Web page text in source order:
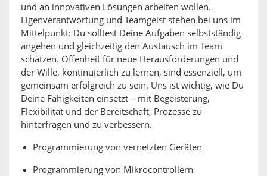
und an innovativen Lösungen arbeiten wollen.
Eigenverantwortung und Teamgeist stehen bei uns im
Mittelpunkt: Du solltest Deine Aufgaben selbstständig
angehen und gleichzeitig den Austausch im Team
schätzen. Offenheit für neue Herausforderungen und
der Wille, kontinuierlich zu lernen, sind essenziell, um
gemeinsam erfolgreich zu sein. Uns ist wichtig, wie Du
Deine Fähigkeiten einsetzt – mit Begeisterung,
Flexibilität und der Bereitschaft, Prozesse zu
hinterfragen und zu verbessern.
Programmierung von vernetzten Geräten
Programmierung von Mikrocontrollern